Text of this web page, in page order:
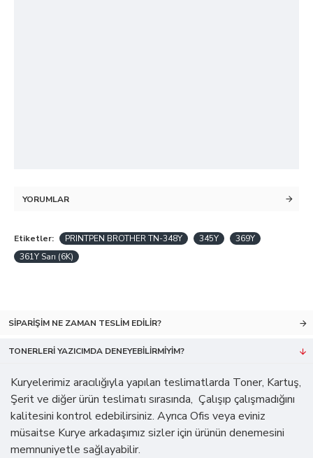
YORUMLAR
Etiketler: PRINTPEN BROTHER TN-348Y 345Y
369Y
361Y Sarı (6K)
SIPARIŞIM NE ZAMAN TESLIM EDILIR?
TONERLERI YAZICIMDA DENEYEBILIRMIYIM?
Kuryelerimiz aracılığıyla yapılan teslimatlarda Toner, Kartuş,
Şerit ve diğer ürün teslimatı sırasında, Çalışıp çalışmadığını
kalitesini kontrol edebilirsiniz. Ayrıca Ofis veya eviniz
müsaitse Kurye arkadaşımız sizler için ürünün denemesini
memnuniyetle sağlayabilir.